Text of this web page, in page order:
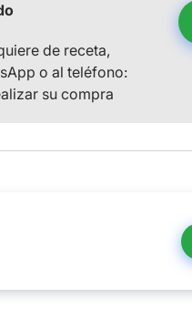
de receta,
o al teléfono:
su compra